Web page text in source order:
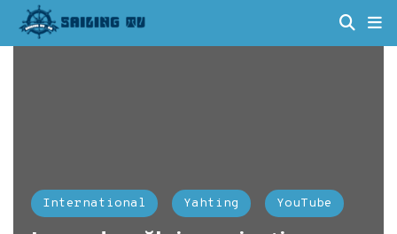
International Yahting YouTube